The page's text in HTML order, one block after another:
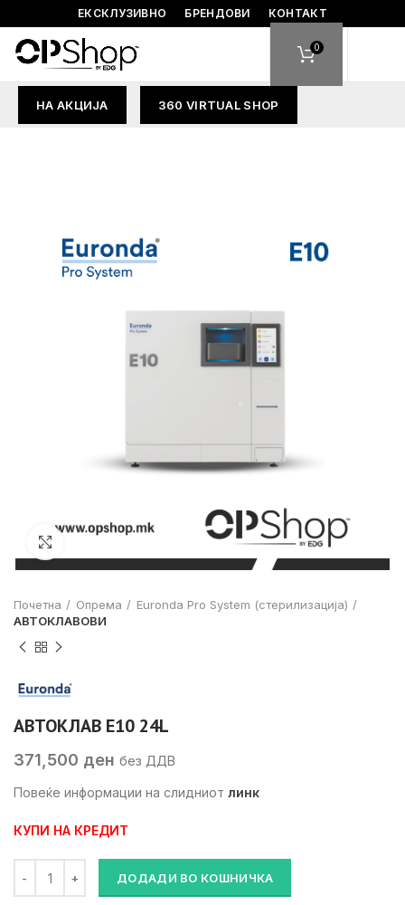
ЕКСКЛУЗИВНО БРЕНДОВИ КОНТАКТ
0
НА АКЦИЈА 360 VIRTUAL SHOP
Почетна Опрема
Euronda Pro System (стерилизација)
АВТОКЛАВОВИ
АВТОКЛАВ E10 24L
371,500 ден без ДДВ
Повеќе информации на слидниот линк
КУПИ НА КРЕДИТ
ДОДАДИ ВО КОШНИЧКА